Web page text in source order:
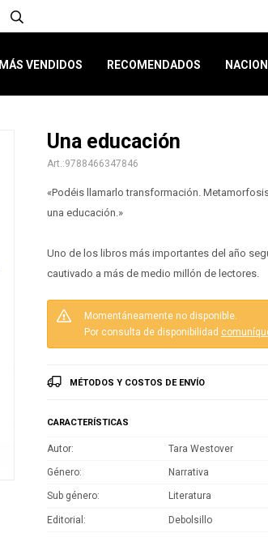
MÁS VENDIDOS RECOMENDADOS
Una educación
9788466347846
«Podéis llamarlo transformación.
una educación.»
Uno de los libros más importantes del año
cautivado a más de medio millón de lectores.
Momentáneamente no disponible.
Por consulta de disponibilidad
MÉTODOS Y COSTOS DE ENVÍO
CARACTERÍSTICAS
Autor Tara Westover
Género Narrativa
Sub género Literatura
Editorial Debolsillo